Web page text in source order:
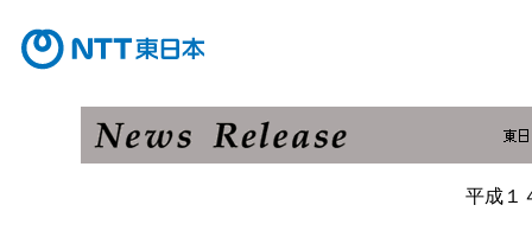
平成１